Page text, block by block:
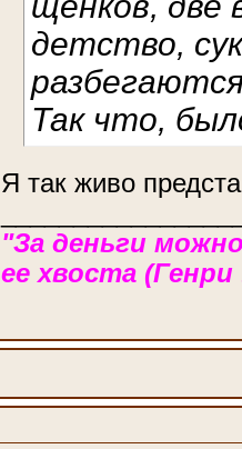
детство,
Так что,
Я так живо
"За деньги
ее хвоста